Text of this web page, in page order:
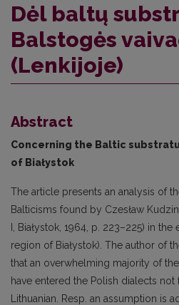
Dėl baltų
Balstogės
(Lenkijoje)
Abstract
Concerning the Baltic
of Białystok
The article presents an analysis of
Balticisms found by Czesław
I, Białystok, 1964, p. 223–225) in
region of Białystok). The author of
that an overwhelming majority of
have entered the Polish dialects
Lithua­nian. Resp. an assumption is